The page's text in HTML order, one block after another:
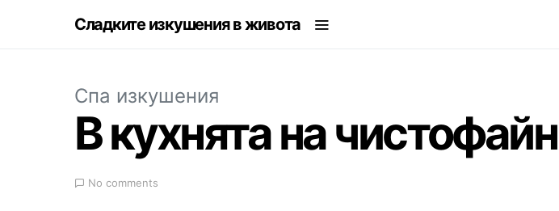
Сладките изкушения в живота
Спа изкушения
В кухнята на
No comments